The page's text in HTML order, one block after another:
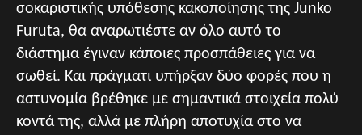
σοκαριστικής υπόθεσης κακοποίησης της Junko
Furuta, θα αναρωτιέστε αν όλο αυτό το
διάστημα έγιναν κάποιες προσπάθειες για να
σωθεί. Και πράγματι υπήρξαν δύο φορές που η
αστυνομία βρέθηκε με σημαντικά στοιχεία πολύ
κοντά της, αλλά με πλήρη αποτυχία στο να